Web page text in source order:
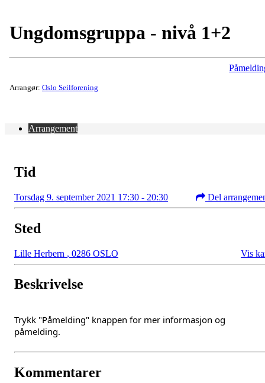
Ungdomsgruppa - nivå 1+2
Arrangør: Oslo Seilforening
Arrangement
Tid
Torsdag 9. september 2021 17:30 - 20:30 Del
Sted
Lille Herbern , 0286 OSLO Vis
Beskrivelse
Trykk "Påmelding" knappen for mer informasjon og
påmelding.
Kommentarer